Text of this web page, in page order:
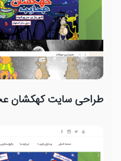
طراحی سایت کهکشان